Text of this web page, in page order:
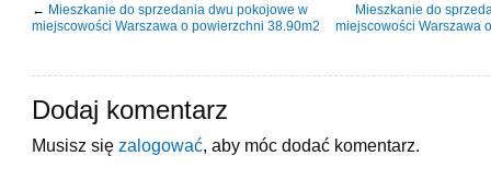
← Mieszkanie do sprzedania dwu pokojowe w
miejscowości Warszawa o powierzchni 38.90m2
Mieszkanie do
miejscowości Warszawa
Dodaj komentarz
Musisz się zalogować , aby móc dodać komentarz.